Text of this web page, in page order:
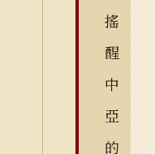
搖
醒
中
亞
的